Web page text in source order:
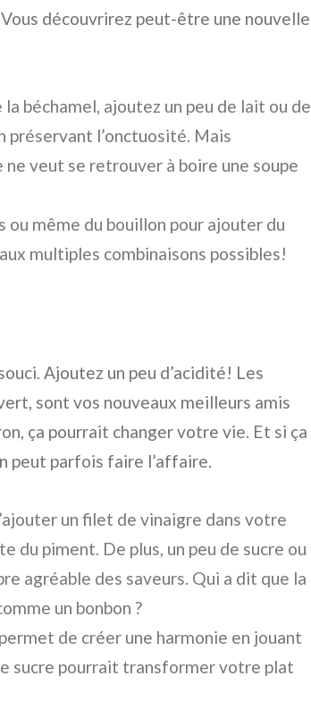
découvrirez peut-être une nouvelle
béchamel, ajoutez un peu de lait ou de
préservant l’onctuosité. Mais
veut se retrouver à boire une soupe
même du bouillon pour ajouter du
multiples combinaisons possibles!
Ajoutez un peu d’acidité! Les
sont vos nouveaux meilleurs amis
ça pourrait changer votre vie. Et si ça
peut parfois faire l’affaire.
un filet de vinaigre dans votre
du piment. De plus, un peu de sucre ou
agréable des saveurs. Qui a dit que la
un bonbon ?
de créer une harmonie en jouant
sucre pourrait transformer votre plat